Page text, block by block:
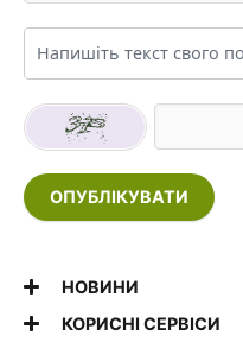
ОПУБЛІКУВАТИ
НОВИНИ
КОРИСНІ СЕРВІСИ